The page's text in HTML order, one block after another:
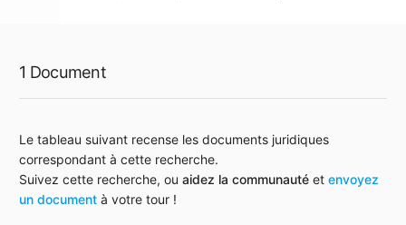
1 Document
Le tableau suivant recense les documents juridiques
correspondant à cette recherche.
Suivez cette recherche, ou aidez la communauté et envoyez
un document à votre tour !